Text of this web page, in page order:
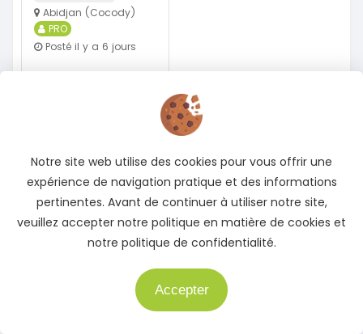
Abidjan (Cocody)
PRO
Posté il y a 6 jours
Plus d'Offres spéciales
Notre site web utilise des cookies pour vous offrir une
expérience de navigation pratique et des informations
pertinentes. Avant de continuer à utiliser notre site,
veuillez accepter notre politique en matière de cookies et
notre politique de confidentialité.
Accepter